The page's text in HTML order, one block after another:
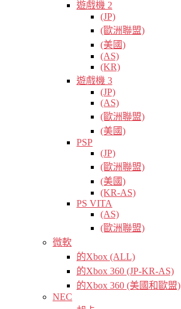
遊戲機 2
(JP)
(歐洲聯盟)
(美國)
(AS)
(KR)
遊戲機 3
(JP)
(AS)
(歐洲聯盟)
(美國)
PSP
(JP)
(歐洲聯盟)
(美國)
(KR-AS)
PS VITA
(AS)
(歐洲聯盟)
微軟
的Xbox (ALL)
的Xbox 360 (JP-KR-AS)
的Xbox 360 (美國和歐盟)
NEC